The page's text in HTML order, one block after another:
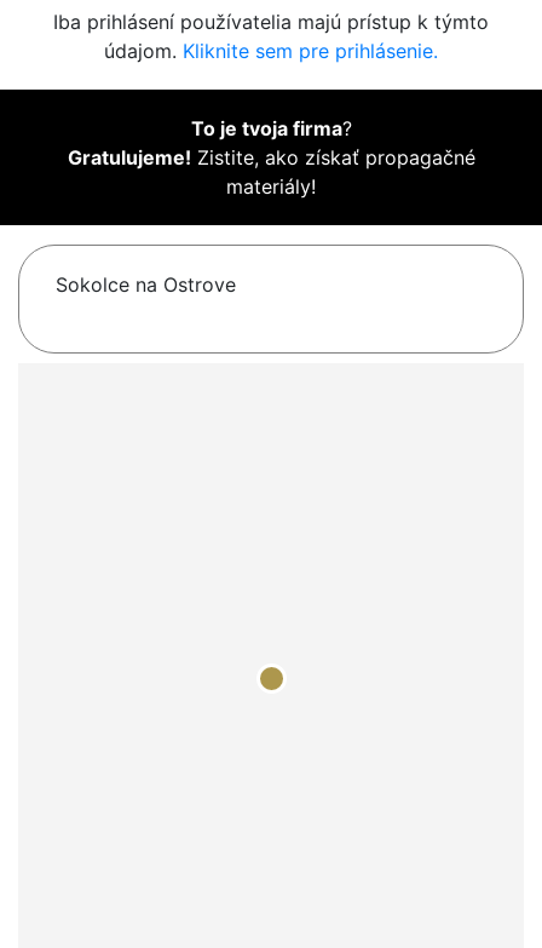
Iba prihlásení používatelia majú prístup k týmto
údajom. Kliknite sem pre prihlásenie.
To je tvoja firma?
Gratulujeme! Zistite, ako získať propagačné
materiály!
Sokolce na Ostrove